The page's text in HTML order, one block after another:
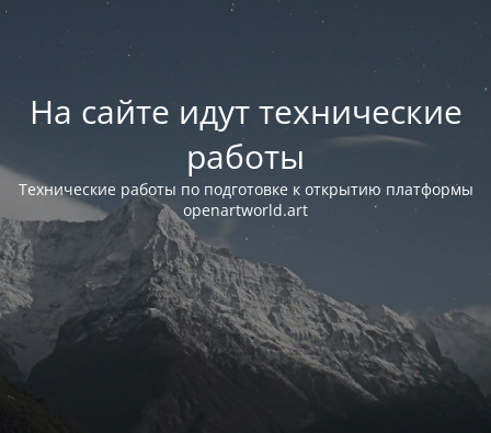
На сайте идут технические
работы
Технические работы по подготовке к открытию платформы
openartworld.art